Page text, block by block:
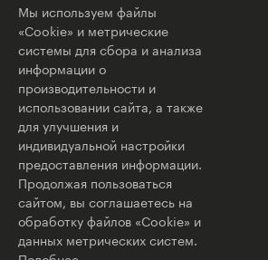
Мы используем файлы
«Cookie» и метрические
системы для сбора и анализа
информации о
производительности и
использовании сайта, а также
для улучшения и
индивидуальной настройки
предоставления информации.
Продолжая пользоваться
сайтом, вы соглашаетесь на
обработку файлов «Cookie» и
данных метрических систем.